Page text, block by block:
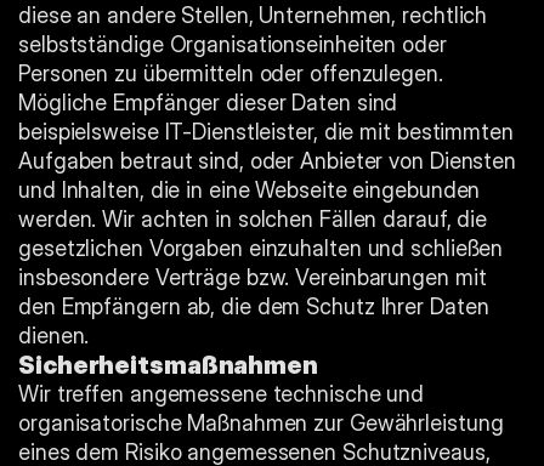
diese an andere Stellen, Unternehmen, rechtlich
selbstständige Organisationseinheiten oder
Personen zu übermitteln oder offenzulegen.
Mögliche Empfänger dieser Daten sind
beispielsweise IT-Dienstleister, die mit bestimmten
Aufgaben betraut sind, oder Anbieter von Diensten
und Inhalten, die in eine Webseite eingebunden
werden. Wir achten in solchen Fällen darauf, die
gesetzlichen Vorgaben einzuhalten und schließen
insbesondere Verträge bzw. Vereinbarungen mit
den Empfängern ab, die dem Schutz Ihrer Daten
dienen.
Sicherheitsmaßnahmen
Wir treffen angemessene technische und
organisatorische Maßnahmen zur Gewährleistung
eines dem Risiko angemessenen Schutzniveaus,